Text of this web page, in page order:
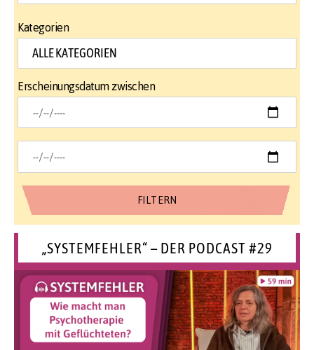
Kategorien
Erscheinungsdatum zwischen
„SYSTEMFEHLER“ – DER PODCAST #29